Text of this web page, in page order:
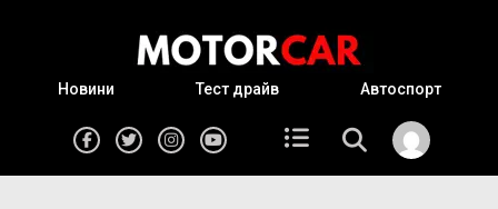
Новини Тест драйв Автоспорт